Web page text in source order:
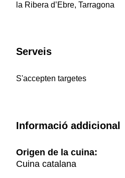
la Ribera d’Ebre, Tarragona
Serveis
S'accepten targetes
Informació addicional
Origen de la cuina:
Cuina catalana